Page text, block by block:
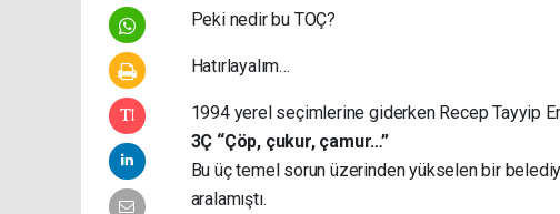
Peki nedir bu TOÇ?
Hatırlayalım…
1994 yerel seçimlerine giderken Recep Tayyip
3Ç “Çöp, çukur, çamur…”
Bu üç temel sorun üzerinden yükselen bir
aralamıştı.